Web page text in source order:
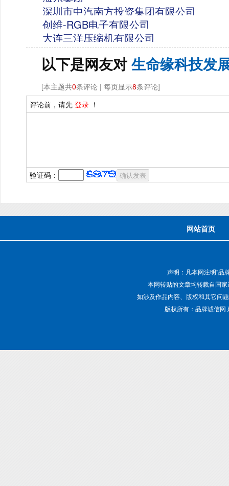
深圳市中汽南方投资集团有限公司
创维-RGB电子有限公司
大连三洋压缩机有限公司
以下是网友对生命缘科技发
[本主题共0条评论 | 每页显示8条评论]
评论前，请先 登录 ！
验证码：
网站首页
声明：凡本网注明“品
本网转贴的文章均转载自国
如涉及作品内容、版权和其它问
版权所有：品牌诚信